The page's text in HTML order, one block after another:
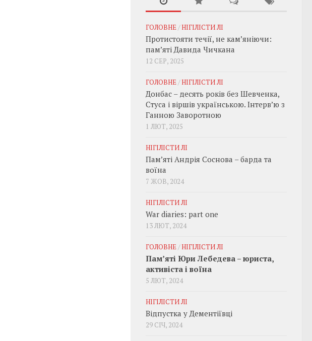
ГОЛОВНЕ/НІГІЛІСТИ ЛІ
Протистояти течії, не кам’яніючи:
пам’яті Давида Чичкана
12 СЕР, 2025
ГОЛОВНЕ/НІГІЛІСТИ ЛІ
Донбас – десять років без Шевченка,
Стуса і віршів українською. Інтерв’ю з
Ганною Заворотною
1 ЛЮТ, 2025
НІГІЛІСТИ ЛІ
Пам’яті Андрія Соснова – барда та
воїна
7 ЖОВ, 2024
НІГІЛІСТИ ЛІ
War diaries: part one
13 ЛЮТ, 2024
ГОЛОВНЕ/НІГІЛІСТИ ЛІ
Пам’яті Юри Лебедева – юриста,
активіста і воїна
5 ЛЮТ, 2024
НІГІЛІСТИ ЛІ
Відпустка у Дементіївці
29 СІЧ, 2024